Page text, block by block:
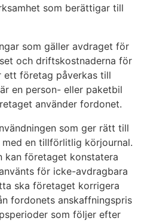
som berättigar till
som gäller avdraget för
och driftskostnaderna för
ett företag påverkas till
en person- eller paketbil
använder fordonet.
som ger rätt till
en tillförlitlig körjournal.
kan företaget konstatera
för icke-avdragbara
ska företaget korrigera
fordonets anskaffningspris
som följer efter